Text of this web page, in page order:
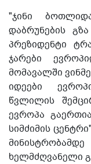
"ჯინი
დაბრუნების
პრეზიდენტი
ჯარები
მომავალში
იდეები
წვლილის
ევროპა
სიმძიმის
ხელმძღვანელი